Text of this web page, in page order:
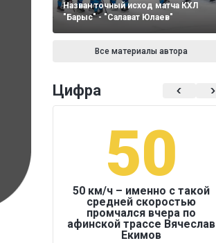
Назван точный исход матча КХЛ
"Барыс" - "Салават Юлаев"
Все материалы автора
Цифра
50
50 км/ч – именно с такой
средней скоростью
промчался вчера по
афинской трассе Вячеслав
Екимов